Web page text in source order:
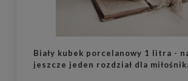
Biały kubek porcelanowy 1 litra -
jeszcze jeden rozdział dla